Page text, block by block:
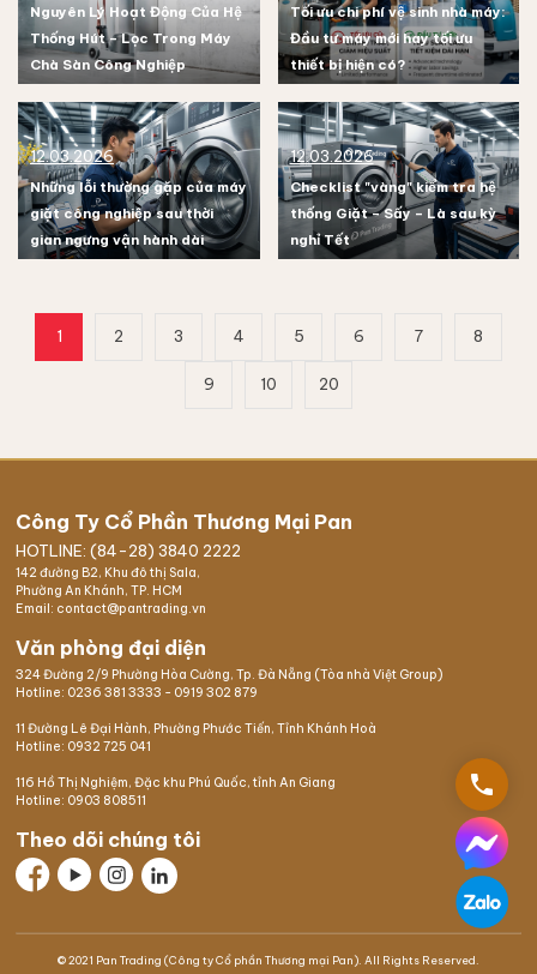
Nguyên Lý Hoạt Động Của Hệ
Thống Hút – Lọc Trong Máy
Chà Sàn Công Nghiệp
Tối ưu chi phí vệ sinh nhà máy:
Đầu tư máy mới hay tối ưu
thiết bị hiện có?
12.03.2026
Những lỗi thường gặp của máy
giặt công nghiệp sau thời
gian ngưng vận hành dài
12.03.2026
Checklist "vàng" kiểm tra hệ
thống Giặt – Sấy – Là sau kỳ
nghỉ Tết
1 2 3 4 5 6 7 8
9 10 20
Công Ty Cổ Phần Thương Mại Pan
HOTLINE: (84-28) 3840 2222
142 đường B2, Khu đô thị Sala,
Phường An Khánh, TP. HCM
Email: contact@pantrading.vn
Văn phòng đại diện
324 Đường 2/9 Phường Hòa Cường, Tp. Đà Nẵng (Tòa nhà Việt Group)
Hotline: 0236 381 3333 - 0919 302 879
11 Đường Lê Đại Hành, Phường Phước Tiến, Tỉnh Khánh Hoà
Hotline: 0932 725 041
116 Hồ Thị Nghiệm, Đặc khu Phú Quốc, tỉnh An Giang
Hotline: 0903 808511
Theo dõi chúng tôi
© 2021 Pan Trading (Công ty Cổ phần Thương mại Pan). All Rights Reserved.
phone